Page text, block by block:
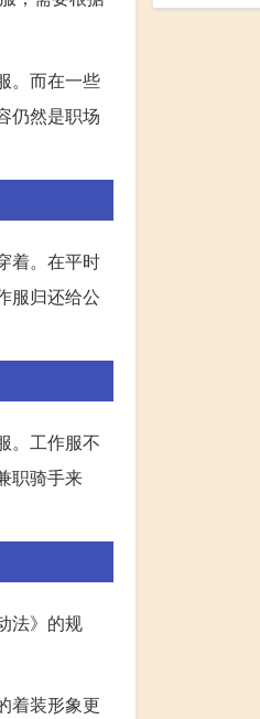
。而在一些
仍然是职场
着。在平时
服归还给公
。工作服不
职骑手来
法》的规
着装形象更